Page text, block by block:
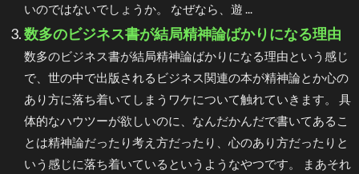
いのではないでしょうか。 なぜなら、遊 ...
数多のビジネス書が結局精神論ばかりになる理由
数多のビジネス書が結局精神論ばかりになる理由という感じ
で、世の中で出版されるビジネス関連の本が精神論とか心の
あり方に落ち着いてしまうワケについて触れていきます。 具
体的なハウツーが欲しいのに、なんだかんだで書いてあるこ
とは精神論だったり考え方だったり、心のあり方だったりと
いう感じに落ち着いているというようなやつです。 まあそれ